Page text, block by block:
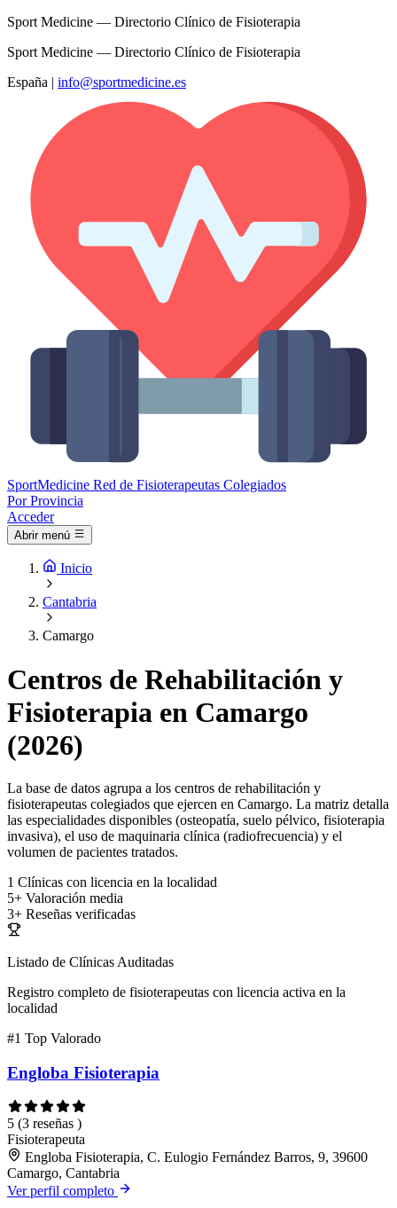
Sport Medicine — Directorio Clínico de Fisioterapia
Sport Medicine — Directorio Clínico de Fisioterapia
España | info@sportmedicine.es
SportMedicine Red de Fisioterapeutas Colegiados
Por Provincia
Acceder
Abrir menú
Inicio
Cantabria
Camargo
Centros de Rehabilitación y
Fisioterapia en Camargo
(2026)
La base de datos agrupa a los centros de rehabilitación y
fisioterapeutas colegiados que ejercen en Camargo. La matriz detalla
las especialidades disponibles (osteopatía, suelo pélvico, fisioterapia
invasiva), el uso de maquinaria clínica (radiofrecuencia) y el
volumen de pacientes tratados.
1 Clínicas con licencia en la localidad
5+ Valoración media
3+ Reseñas verificadas
Listado de Clínicas Auditadas
Registro completo de fisioterapeutas con licencia activa en la
localidad
#1 Top Valorado
Engloba Fisioterapia
5 (3 reseñas )
Fisioterapeuta
Engloba Fisioterapia, C. Eulogio Fernández Barros, 9, 39600
Camargo, Cantabria
Ver perfil completo